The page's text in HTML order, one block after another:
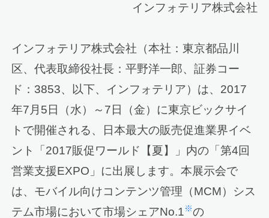
インフォテリア株式会社
インフォテリア株式会社（本社：東京都品川
区、代表取締役社長：平野洋一郎、証券コー
ド：3853、以下、インフォテリア）は、2017
年7月5日（水）～7日（金）に東京ビックサイ
トで開催される、日本最大の販売促進業界イベ
ント「2017販促ワールド【夏】」内の「第4回
営業支援EXPO」に出展します。本展示会で
は、モバイル向けコンテンツ管理（MCM）シス
テム市場において市場シェアNo.1※の